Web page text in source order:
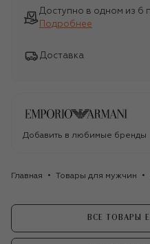
Доступно в одном из 6
Подробнее
Доставка
Добавить в любимые бренды
Главная Товары для мужчин
ВСЕ ТОВАРЫ